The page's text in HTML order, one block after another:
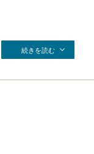
続きを読む